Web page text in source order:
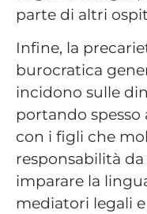
parte di altri
Infine, la
burocratica
incidono sulle
portando spesso
con i figli che
responsabilità
imparare la
mediatori legali